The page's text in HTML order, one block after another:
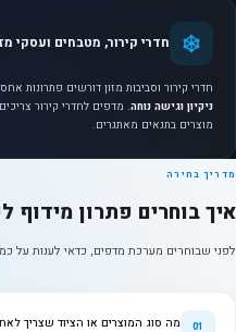
חדרי קירור, מטבחים ועסקי
חדרי קירור וסביבות מזון דורשים פתרונות
ניקיון וגישה נוחה. מדפים לחדרי קירור
מוצרים בתנאים מאתגרים.
מדריך בחירה
איך בוחרים פתרון מידוף
לפני שבוחרים מערכת מדפים, כדאי לענות על
מה סוג המוצרים או הציוד שצריך